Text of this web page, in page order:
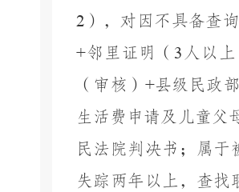
2 ），对因不具备查
+邻里证明（ 3 人以
（审核） +县级民政
生活费申请及儿童父
民法院判决书；属
失踪两年以上，查找